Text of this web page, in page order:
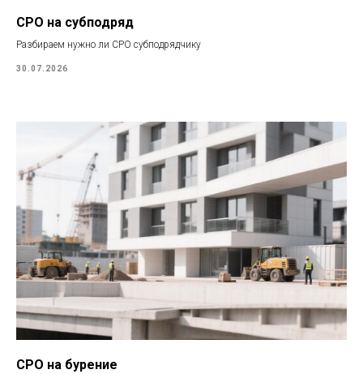
СРО на субподряд
Разбираем нужно ли СРО субподрядчику
30.07.2026
СРО на бурение